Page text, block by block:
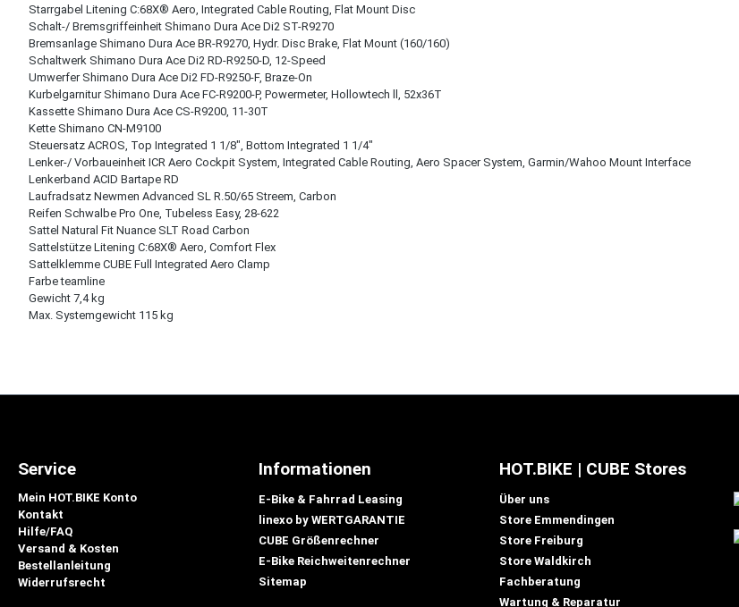
Starrgabel Litening C:68X® Aero, Integrated Cable Routing, Flat Mount Disc
Schalt-/ Bremsgriffeinheit Shimano Dura Ace Di2 ST-R9270
Bremsanlage Shimano Dura Ace BR-R9270, Hydr. Disc Brake, Flat Mount (160/160)
Schaltwerk Shimano Dura Ace Di2 RD-R9250-D, 12-Speed
Umwerfer Shimano Dura Ace Di2 FD-R9250-F, Braze-On
Kurbelgarnitur Shimano Dura Ace FC-R9200-P, Powermeter, Hollowtech ll, 52x36T
Kassette Shimano Dura Ace CS-R9200, 11-30T
Kette Shimano CN-M9100
Steuersatz ACROS, Top Integrated 1 1/8", Bottom Integrated 1 1/4"
Lenker-/ Vorbaueinheit ICR Aero Cockpit System, Integrated Cable Routing, Aero Spacer System, Garmin/Wahoo Mount Interface
Lenkerband ACID Bartape RD
Laufradsatz Newmen Advanced SL R.50/65 Streem, Carbon
Reifen Schwalbe Pro One, Tubeless Easy, 28-622
Sattel Natural Fit Nuance SLT Road Carbon
Sattelstütze Litening C:68X® Aero, Comfort Flex
Sattelklemme CUBE Full Integrated Aero Clamp
Farbe teamline
Gewicht 7,4 kg
Max. Systemgewicht 115 kg
Service
Mein HOT.BIKE Konto
Kontakt
Hilfe/FAQ
Versand & Kosten
Bestellanleitung
Widerrufsrecht
Informationen
E-Bike & Fahrrad Leasing
linexo by WERTGARANTIE
CUBE Größenrechner
E-Bike Reichweitenrechner
Sitemap
HOT.BIKE | CUBE Stores
Über uns
Store Emmendingen
Store Freiburg
Store Waldkirch
Fachberatung
Wartung & Reparatur